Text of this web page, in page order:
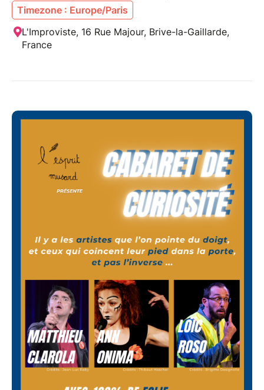
Timezone : Europe/Paris
L'Improviste, 16 Rue Majour, Brive-la-Gaillarde,
France